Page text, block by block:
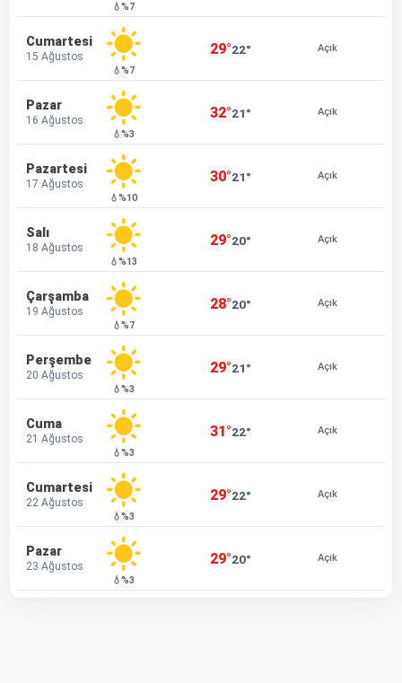
💧%7
Cumartesi
15 Ağustos
💧%7
29°22° Açık
Pazar
16 Ağustos
💧%3
32°21° Açık
Pazartesi
17 Ağustos
💧%10
30°21° Açık
Salı
18 Ağustos
💧%13
29°20° Açık
Çarşamba
19 Ağustos
💧%7
28°20° Açık
Perşembe
20 Ağustos
💧%3
29°21° Açık
Cuma
21 Ağustos
💧%3
31°22° Açık
Cumartesi
22 Ağustos
💧%3
29°22° Açık
Pazar
23 Ağustos
💧%3
29°20° Açık